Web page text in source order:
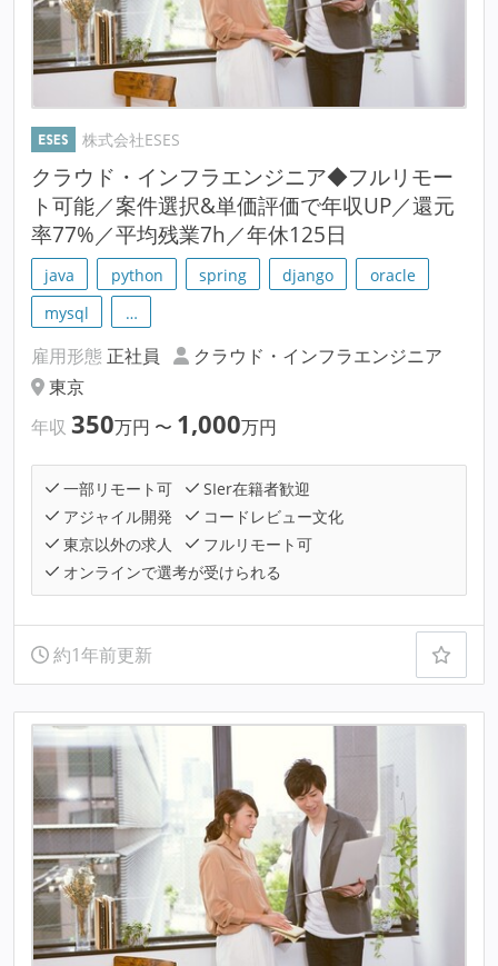
株式会社ESES
クラウド・インフラエンジニア◆フルリモー
ト可能／案件選択&単価評価で年収UP／還元
率77%／平均残業7h／年休125日
java python spring django
oracle
mysql
…
雇用形態 正社員
クラウド・インフラエンジニア
東京
年収 350万円 〜 1,000万円
一部リモート可
SIer在籍者歓迎
アジャイル開発
コードレビュー文化
東京以外の求人
フルリモート可
オンラインで選考が受けられる
約1年前更新